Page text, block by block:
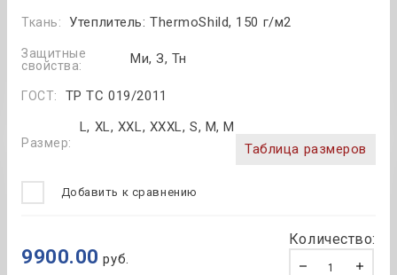
Ткань: Утеплитель: ThermoShild, 150 г/м2
Защитные
свойства:
Ми, З, Тн
ГОСТ: ТР ТС 019/2011
Размер:
L, XL, XXL, XXXL, S, M, М
Таблица размеров
Добавить к сравнению
9900.00 руб.
Количество: